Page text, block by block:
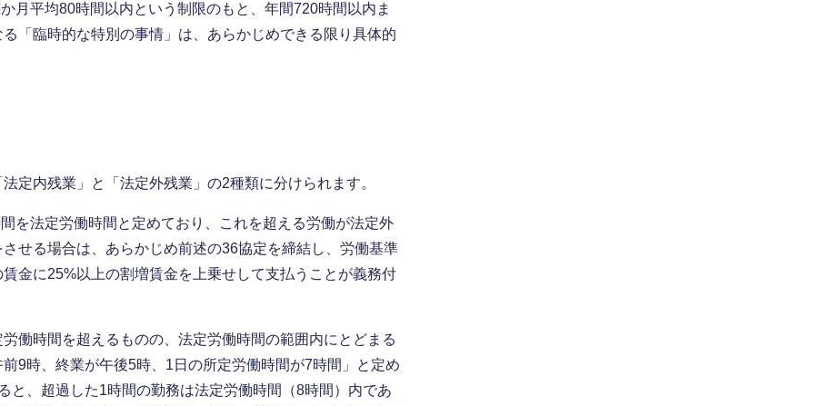
月平均80時間以内という制限のもと、年間720時間以内ま
「臨時的な特別の事情」は、あらかじめできる限り具体的
定内残業」と「法定外残業」の2種類に分けられます。
を法定労働時間と定めており、これを超える労働が法定外
せる場合は、あらかじめ前述の36協定を締結し、労働基準
金に25%以上の割増賃金を上乗せして支払うことが義務付
働時間を超えるものの、法定労働時間の範囲内にとどまる
9時、終業が午後5時、1日の所定労働時間が7時間」と定め
と、超過した1時間の勤務は法定労働時間（8時間）内であ